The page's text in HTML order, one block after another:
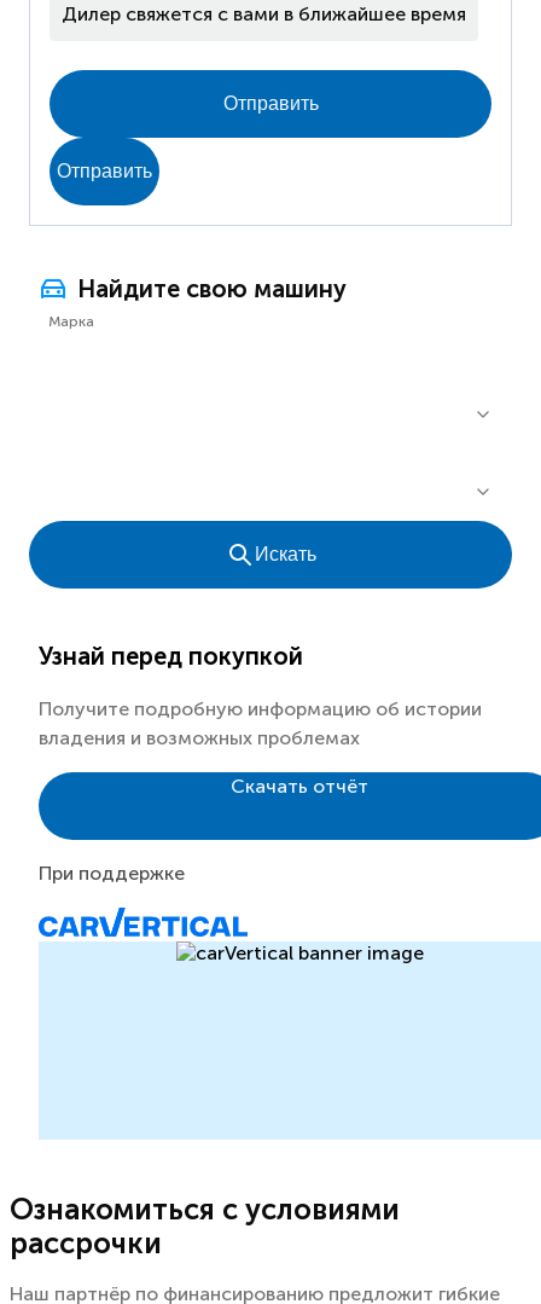
Дилер свяжется с вами в ближайшее время
Отправить
Отправить
Найдите свою машину
Марка
Искать
Узнай перед покупкой
Получите подробную информацию об истории
владения и возможных проблемах
Скачать отчёт
При поддержке
Ознакомиться с условиями
рассрочки
Наш партнёр по финансированию предложит гибкие